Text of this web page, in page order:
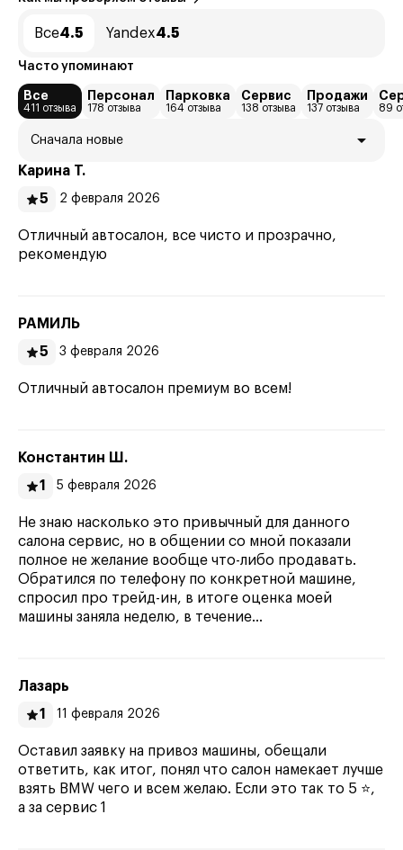
Все4.5 Yandex4.5
Часто упоминают
Все
411 отзыва
Персонал
178 отзыва
Парковка
164 отзыва
Сервис
138 отзыва
Продажи
137 отзыва 89
Сначала новые
Карина Т.
5
2 февраля 2026
Отличный автосалон, все чисто и прозрачно,
рекомендую
РАМИЛЬ
5
3 февраля 2026
Отличный автосалон премиум во всем!
Константин Ш.
1
5 февраля 2026
Не знаю насколько это привычный для данного
салона сервис, но в общении со мной показали
полное не желание вообще что-либо продавать.
Обратился по телефону по конкретной машине,
спросил про трейд-ин, в итоге оценка моей
машины заняла неделю, в течение…
Лазарь
1
11 февраля 2026
Оставил заявку на привоз машины, обещали
ответить, как итог, понял что салон намекает лучше
взять BMW чего и всем желаю. Если это так то 5 ⭐,
а за сервис 1